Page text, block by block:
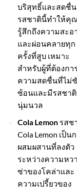
บริสุทธิ์และสดชื่น
รสชาตินี้ทำให้คุ
รู้สึกถึงความสะอ
และผ่อนคลายทุก
ครั้งที่สูบ เหมาะ
สำหรับผู้ที่ต้องกา
ความสดชื่นที่ไม่
ซ้อนและมีรสชา
นุ่มนวล
Cola Lemonรสช
Cola Lemon เป็น
ผสมผสานที่ลงตัว
ระหว่างความหว
ซ่าของโคล่าและ
ความเปรี้ยวของ